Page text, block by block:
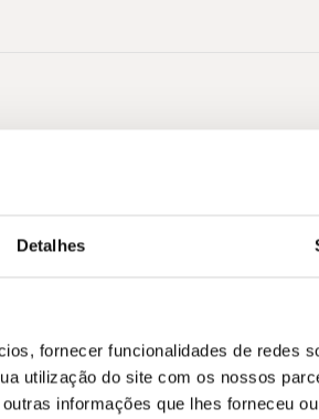
Detalhes
fornecer funcionalidades de redes
utilização do site com os nossos
informações que lhes forneceu